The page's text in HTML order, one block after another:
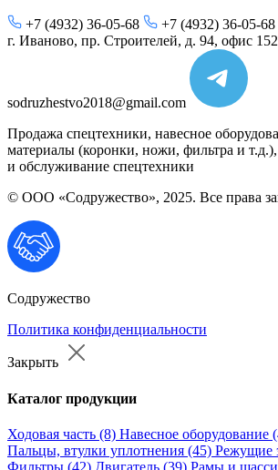
+7 (4932) 36-05-68 +7 (4932) 36-05-68
г. Иваново, пр. Строителей, д. 94, офис 152
sodruzhestvo2018@gmail.com
Продажа спецтехники, навесное
материалы (коронки, ножи, фильтра и
и обслуживание спецтехники
© ООО «Содружество», 2025. Все права
Содружество
Политика конфиденциальности
Закрыть
Каталог продукции
Ходовая часть (8) Навесное оборудование
Пальцы, втулки уплотнения (45) Режущие
Фильтры (42) Двигатель (39) Рамы и